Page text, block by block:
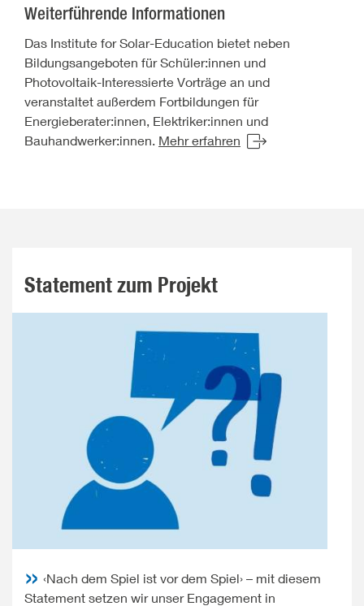
Weiterführende Informationen
Das Institute for Solar-Education bietet neben
Bildungsangeboten für Schüler:innen und
Photovoltaik-Interessierte Vorträge an und
veranstaltet außerdem Fortbildungen für
Energieberater:innen, Elektriker:innen und
Bauhandwerker:innen. Mehr erfahren
Statement zum Projekt
‹Nach dem Spiel ist vor dem Spiel› – mit diesem
Statement setzen wir unser Engagement in